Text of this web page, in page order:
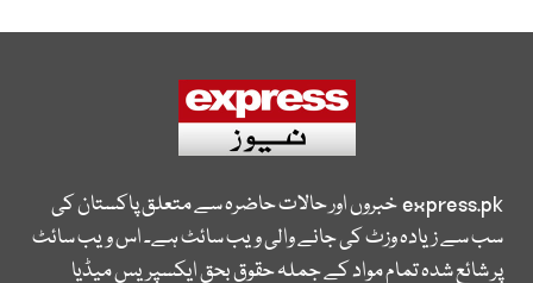
express.pkخبروں اور حالات حاضرہ سے متعلق پاکستان کی
سب سے زیادہ وزٹ کی جانے والی ویب سائٹ ہے۔ اس ویب سائٹ
پر شائع شدہ تمام مواد کے جملہ حقوق بحق ایکسپریس میڈیا